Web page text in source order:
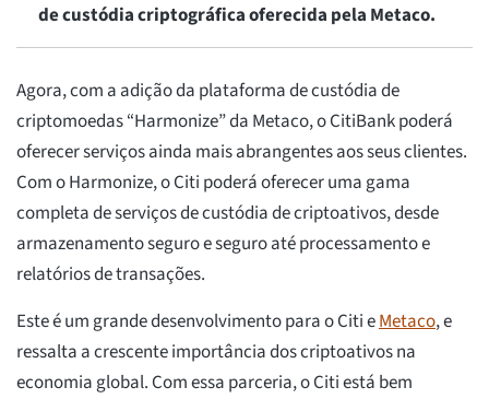
de custódia criptográfica oferecida pela Metaco.
Agora, com a adição da plataforma de custódia de
criptomoedas “Harmonize” da Metaco, o CitiBank poderá
oferecer serviços ainda mais abrangentes aos seus clientes.
Com o Harmonize, o Citi poderá oferecer uma gama
completa de serviços de custódia de criptoativos, desde
armazenamento seguro e seguro até processamento e
relatórios de transações.
Este é um grande desenvolvimento para o Citi eMetaco, e
ressalta a crescente importância dos criptoativos na
economia global. Com essa parceria, o Citi está bem